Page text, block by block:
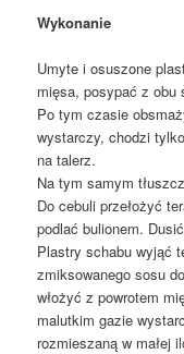
Wykonanie
Umyte i osuszone
mięsa, posypać z obu
Po tym czasie
wystarczy, chodzi
na talerz.
Na tym samym
Do cebuli przełożyć
podlać bulionem.
Plastry schabu wyjąć
zmiksowanego sosu
włożyć z powrotem
malutkim gazie
rozmieszaną w małej